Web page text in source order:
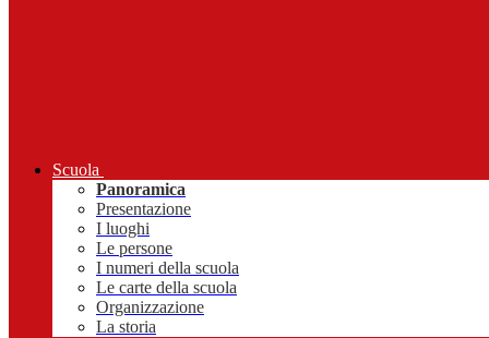
Scuola
Panoramica
Presentazione
I luoghi
Le persone
I numeri della scuola
Le carte della scuola
Organizzazione
La storia